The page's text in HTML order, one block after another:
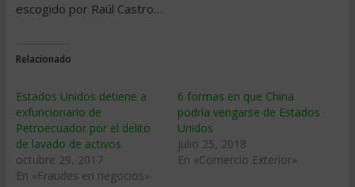
escogido por Raúl Castro…
Relacionado
Estados Unidos detiene a
exfuncionario de
Petroecuador por el delito
de lavado de activos
octubre 29, 2017
En «Fraudes en negocios»
6 formas en que China
podría vengarse de Estados
Unidos
julio 25, 2018
En «Comercio Exterior»